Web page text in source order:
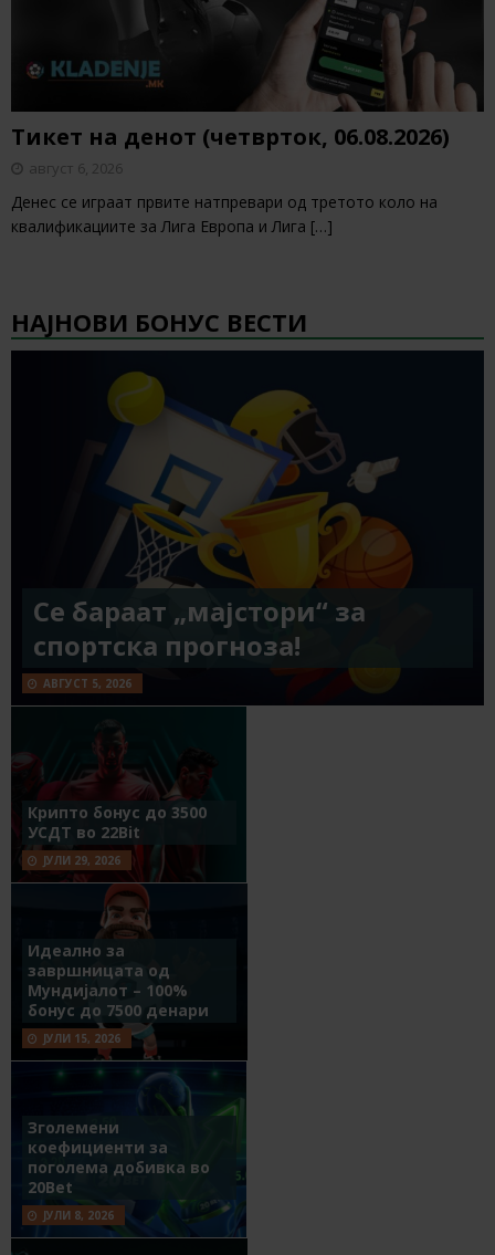
Тикет на денот (четврток, 06.08.2026)
август 6, 2026
Денес се играат првите натпревари од третото коло на
квалификациите за Лига Европа и Лига […]
НАЈНОВИ БОНУС ВЕСТИ
Се бараат „мајстори“ за
спортска прогноза!
АВГУСТ 5, 2026
Крипто бонус до 3500
УСДТ во 22Bit
ЈУЛИ 29, 2026
Идеално за
завршницата од
Мундијалот – 100%
бонус до 7500 денари
ЈУЛИ 15, 2026
Зголемени
коефициенти за
поголема добивка во
20Bet
ЈУЛИ 8, 2026